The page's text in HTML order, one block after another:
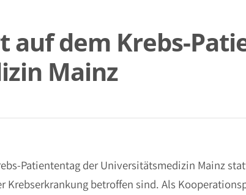
auf dem Krebs-
Mainz
Patiententag der Universitätsmedizin Mainz
Krebserkrankung betroffen sind. Als